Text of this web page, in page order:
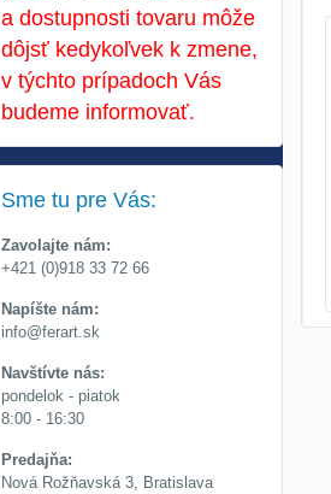
a dostupnosti tovaru môže
dôjsť kedykoľvek k zmene,
v týchto prípadoch Vás
budeme informovať.
Sme tu pre Vás:
Zavolajte nám:
+421 (0)918 33 72 66
Napíšte nám:
info@ferart.sk
Navštívte nás:
pondelok - piatok
8:00 - 16:30
Predajňa:
Nová Rožňavská 3, Bratislava